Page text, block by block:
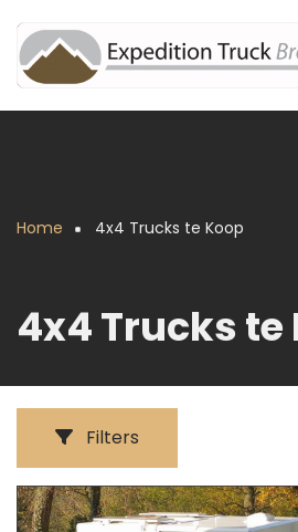
en
naar
de
Home 4x4 Trucks te Koop
4x4 Trucks te
Filters